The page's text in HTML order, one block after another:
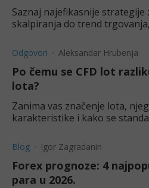
Saznaj najefikasnije strategije
skalpiranja do trend
Odgovori Aleksandar Hrubenja
Po čemu se CFD lot
lota?
Zanima vas značenje lota,
karakteristike i kako se
Blog Igor Zagradanin
Forex prognoze: 4
para u 2026.